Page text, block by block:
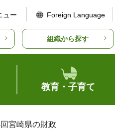
ュー Foreign Language
組織から探す
教育・子育て
宮崎県の財政